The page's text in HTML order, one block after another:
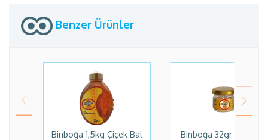
Benzer Ürünler
Binboğa 1,5kg Çiçek Bal
Binboğa 32gr Kavanoz